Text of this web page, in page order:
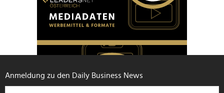
Anmeldung zu den Daily Business News